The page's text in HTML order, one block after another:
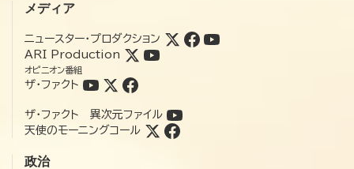
メディア
ニュースター・プロダクション
ARI Production
オピニオン番組
ザ・ファクト
ザ・ファクト 異次元ファイル
天使のモーニングコール
政治